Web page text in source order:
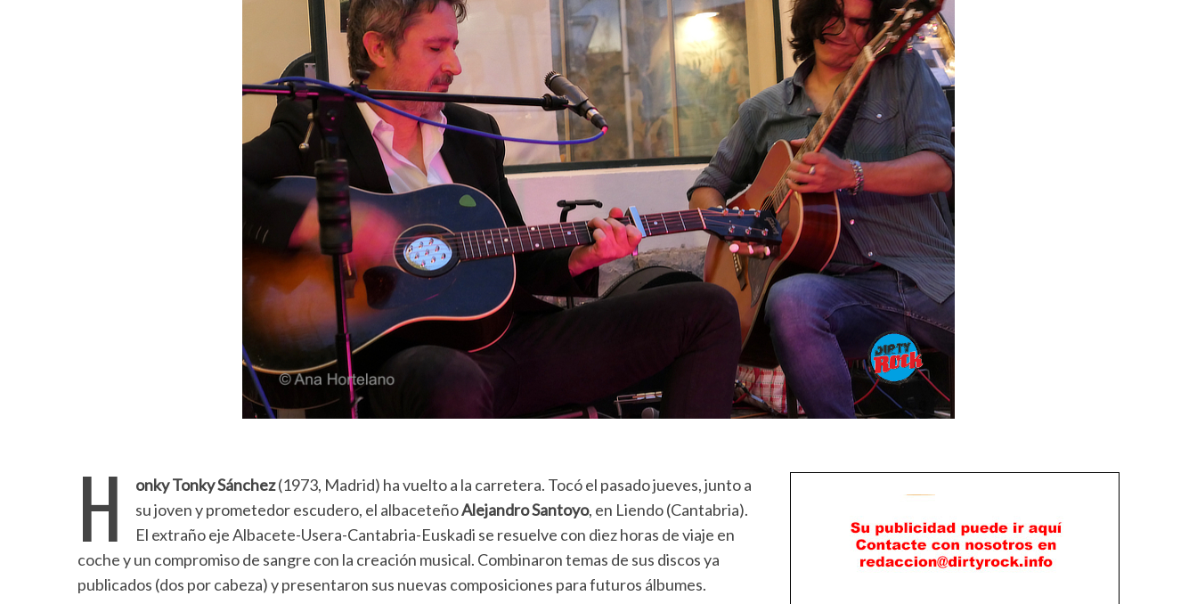
H onky Tonky Sánchez(1973, Madrid) ha vuelto a la carretera. Tocó el pasado jueves, junto a
su joven y prometedor escudero, el albaceteñoAlejandro Santoyo, en Liendo (Cantabria).
El extraño eje Albacete-Usera-Cantabria-Euskadi se resuelve con diez horas de viaje en
coche y un compromiso de sangre con la creación musical. Combinaron temas de sus discos ya
publicados (dos por cabeza) y presentaron sus nuevas composiciones para futuros álbumes.